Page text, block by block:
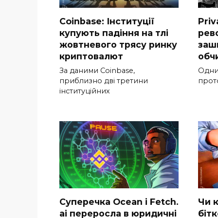
Coinbase: Інституції
купують падіння на тлі
жовтневого трясу ринку
криптовалют
За даними Coinbase,
приблизно дві третини
інституційних
Суперечка Ocean і Fetch.
ai переросла в юридичні
Чи